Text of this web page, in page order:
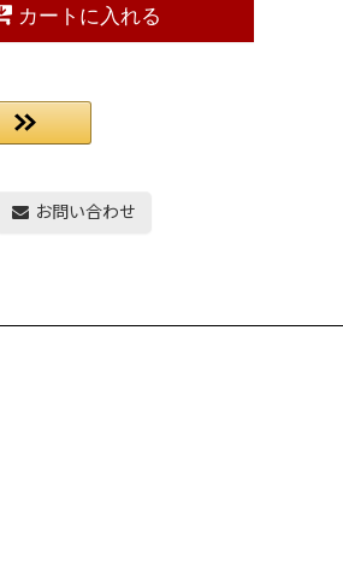
カートに入れる
お問い合わせ